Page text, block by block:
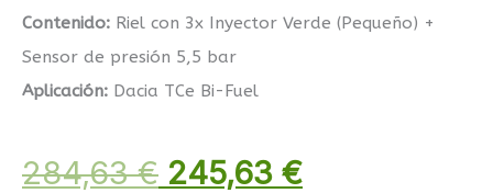
Contenido: Riel con 3x Inyector Verde (Pequeño) +
Sensor de presión 5,5 bar
Aplicación: Dacia TCe Bi-Fuel
284,63€ 245,63 €